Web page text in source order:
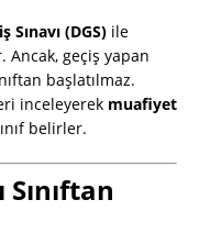
Sınavı (DGS) ile
geçiş yapan
başlatılmaz.
inceleyerek muafiyet
belirler.
Sınıftan